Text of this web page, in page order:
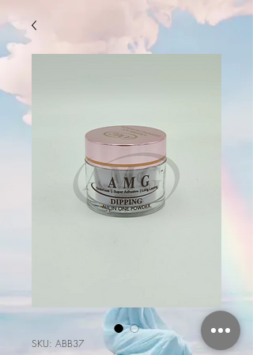
SKU: ABB37